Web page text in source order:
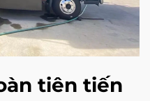
tiên tiến